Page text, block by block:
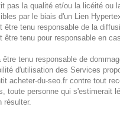
pas la qualité et/ou la licéité
par le biais d'un Lien
être tenu responsable de la
être tenu pour responsable en
être tenu responsable de
d'utilisation des Services
acheter-du-seo.fr contre tout
toute personne qui s'estimerait
résulter.